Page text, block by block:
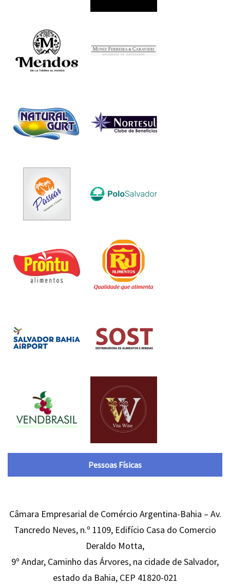
Pessoas Físicas
Câmara Empresarial de Comércio Argentina-Bahia – Av.
Tancredo Neves, n.º 1109, Edifício Casa do Comercio
Deraldo Motta,
9º Andar, Caminho das Árvores, na cidade de Salvador,
estado da Bahia, CEP 41820-021